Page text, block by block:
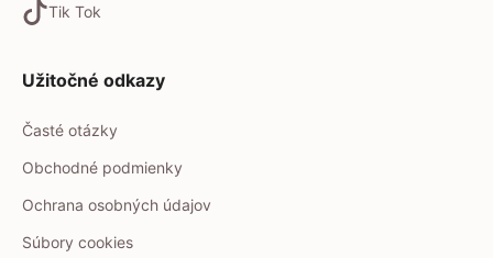
Tik Tok
Užitočné odkazy
Časté otázky
Obchodné podmienky
Ochrana osobných údajov
Súbory cookies